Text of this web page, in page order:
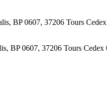
BP 0607, 37206 Tours
BP 0607, 37206 Tours Cedex